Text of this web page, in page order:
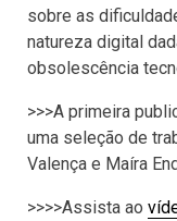
sobre as
natureza digital
obsolescência
>>>A primeira
uma seleção de
Valença e Maíra
>>>>Assista ao